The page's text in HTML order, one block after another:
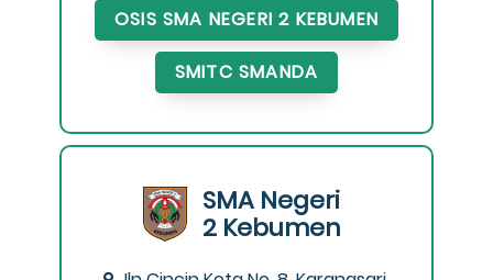
OSIS SMA NEGERI 2 KEBUMEN
SMITC SMANDA
SMA Negeri
2 Kebumen